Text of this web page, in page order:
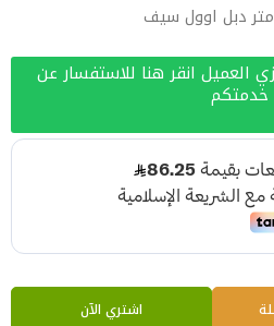
العميل انقر هنا للاستفسار عن
خدمتكم
اشتري الآن